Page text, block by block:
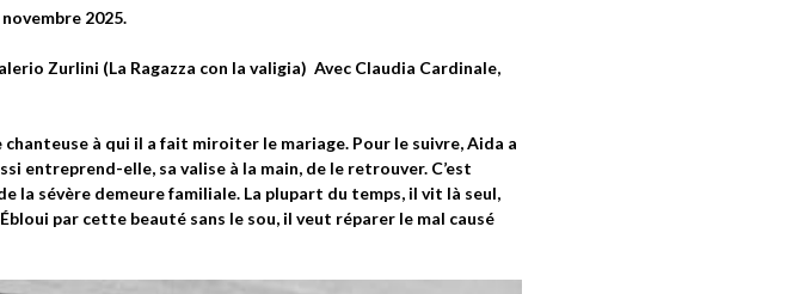
2025.
Zurlini (La Ragazza con la valigia) Avec Claudia Cardinale,
à qui il a fait miroiter le mariage. Pour le suivre, Aida a
entreprend-elle, sa valise à la main, de le retrouver. C’est
la sévère demeure familiale. La plupart du temps, il vit là seul,
par cette beauté sans le sou, il veut réparer le mal causé